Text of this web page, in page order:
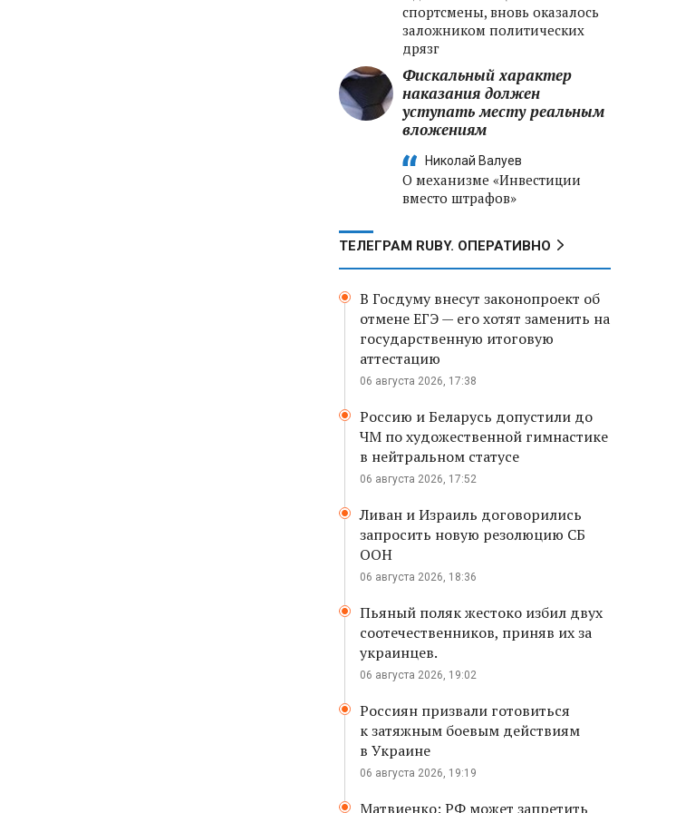
спортсмены, вновь оказалось
заложником политических
дрязг
Фискальный характер
наказания должен
уступать месту реальным
вложениям
Николай Валуев
О механизме «Инвестиции
вместо штрафов»
ТЕЛЕГРАМ RUBY. ОПЕРАТИВНО
В Госдуму внесут законопроект об
отмене ЕГЭ — его хотят заменить на
государственную итоговую
аттестацию
06 августа 2026, 17:38
Россию и Беларусь допустили до
ЧМ по художественной гимнастике
в нейтральном статусе
06 августа 2026, 17:52
Ливан и Израиль договорились
запросить новую резолюцию СБ
ООН
06 августа 2026, 18:36
Пьяный поляк жестоко избил двух
соотечественников, приняв их за
украинцев.
06 августа 2026, 19:02
Россиян призвали готовиться
к затяжным боевым действиям
в Украине
06 августа 2026, 19:19
Матвиенко: РФ может запретить